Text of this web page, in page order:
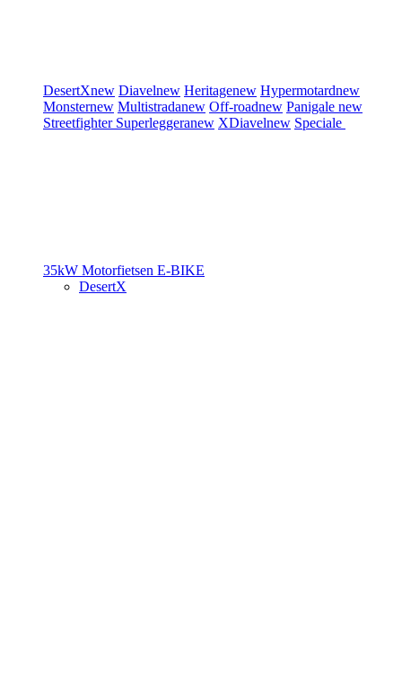
DesertXnew Diavelnew Heritagenew Hypermotardnew
Monsternew Multistradanew Off-roadnew Panigale new
Streetfighter Superleggeranew XDiavelnew Speciale
35kW Motorfietsen E-BIKE
DesertX